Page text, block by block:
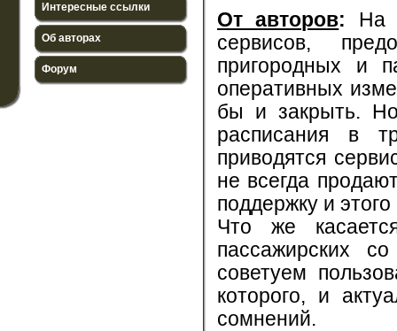
Интересные ссылки
Об авторах
Форум
От авторов: На
сервисов,
пригородных и
оперативных
бы и закрыть.
расписания в
приводятся
не всегда
поддержку и
Что же
пассажирских
советуем
которого, и
сомнений.